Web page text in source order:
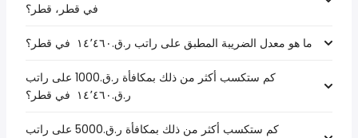
في قطر، قطر؟
ما هو معدل الضريبة المطبق على راتب ر.ق.‏١٤٬٤٦٠ ‏ في قطر؟
كم ستكسب أكثر من ذلك بمكافأة ر.ق.1000 على راتب
ر.ق.‏١٤٬٤٦٠ ‏ في قطر؟
كم ستكسب أكثر من ذلك بمكافأة ر.ق.5000 على راتب